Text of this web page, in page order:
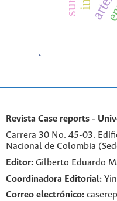
Revista Case reports -
Carrera 30 No. 45-03.
Nacional de Colombia
Editor: Gilberto Eduardo
Coordinadora Editorial:
Correo electrónico: